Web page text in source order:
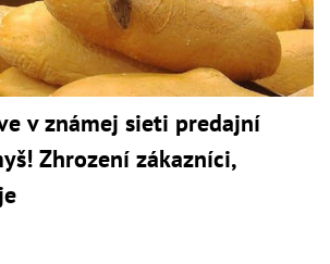
v známej sieti predajní
Zhrození zákazníci,